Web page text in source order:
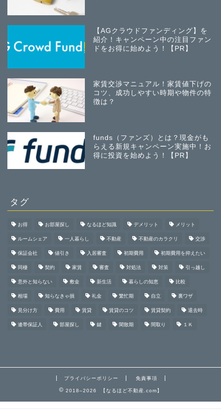
【AGクラウドファンディング】を
紹介！キャンペーン中の注目ファン
ドをお得に始めよう！【PR】
家賃交渉マニュアル！家賃値下げの
コツ、成功しやすい時期や物件の特
徴は？
funds（ファンズ）とは？現金がも
らえる新規キャンペーン実施中！お
得に投資を始めよう！【PR】
タグ
お得 お部屋探し なるほど知識 デメリット メリット
ルームシェア 一人暮らし 不動産 不動産のカラクリ 交渉
保証会社 値引き 入居審査 初期費用 初期費用を抑えたい
同棲 契約 家賃 審査 対処法 対策 引っ越し
意外と知らない 敷金 新生活 暮らしの知恵 比較
相場 知らなきゃ損 礼金 繁忙期 自立 裏ワザ
見分け方 費用 賃貸 賃貸のコツ 賃貸契約 退去時
連帯保証人 部屋探し 鍵 閑散期 間取り １Ｋ
プライバシーポリシー 免責事項
2018–2026 【なるほど不動産.com】